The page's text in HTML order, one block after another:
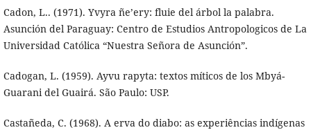
Cadon, L.. (1971). Yvyra ñe’ery: fluie del árbol la palabra.
Asunción del Paraguay: Centro de Estudios Antropologicos de La
Universidad Católica “Nuestra Señora de Asunción”.
Cadogan, L. (1959). Ayvu rapyta: textos míticos de los Mbyá-
Guarani del Guairá. São Paulo: USP.
Castañeda, C. (1968). A erva do diabo: as experiências indígenas